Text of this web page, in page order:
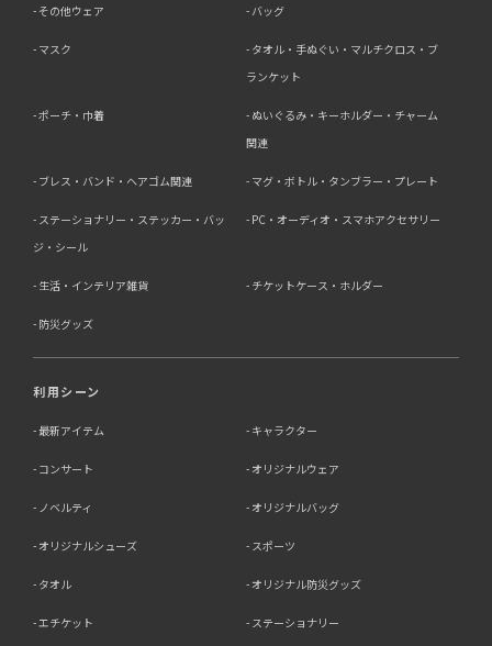
その他ウェア バッグ
マスク
タオル・手ぬぐい・マルチクロス・ブ
ランケット
ポーチ・巾着
ぬいぐるみ・キーホルダー・チャーム
関連
ブレス・バンド・ヘアゴム関連 マグ・ボトル・タンブラー・プレート
ステーショナリー・ステッカー・バッ
ジ・シール
PC・オーディオ・スマホアクセサリー
生活・インテリア雑貨 チケットケース・ホルダー
防災グッズ
利用シーン
最新アイテム キャラクター
コンサート オリジナルウェア
ノベルティ オリジナルバッグ
オリジナルシューズ スポーツ
タオル オリジナル防災グッズ
エチケット ステーショナリー